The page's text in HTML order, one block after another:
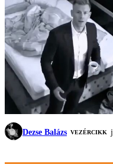
Dezse Balázs VEZÉRCIKK